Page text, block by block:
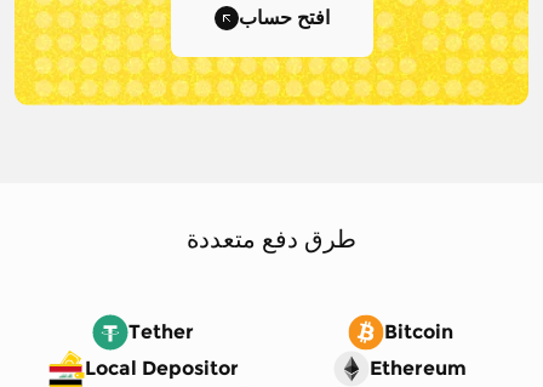
افتح حساب
طرق دفع متعددة
Tether
Bitcoin
Local Depositor
Ethereum